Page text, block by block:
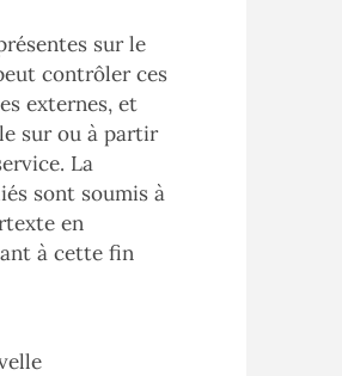
sur le
contrôler ces
externes, et
sur ou à partir
La
sont soumis à
en
à cette fin